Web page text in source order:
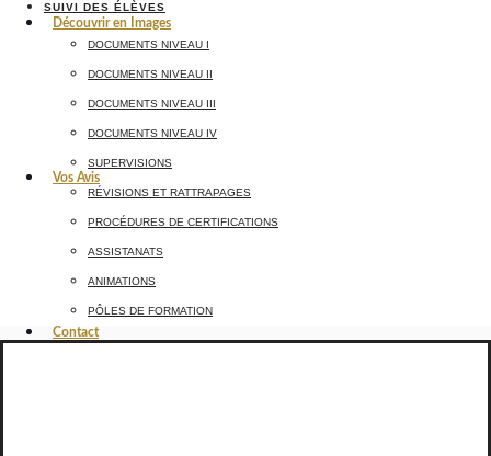
Découvrir en Images
Vos Avis
Contact
SUIVI DES ÉLÈVES
DOCUMENTS NIVEAU I
DOCUMENTS NIVEAU II
DOCUMENTS NIVEAU III
DOCUMENTS NIVEAU IV
SUPERVISIONS
RÉVISIONS ET RATTRAPAGES
PROCÉDURES DE CERTIFICATIONS
ASSISTANATS
ANIMATIONS
PÔLES DE FORMATION